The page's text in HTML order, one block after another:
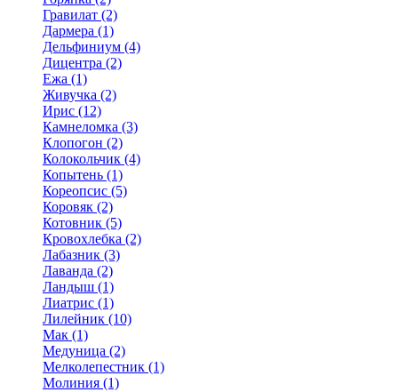
Гравилат (2)
Дармера (1)
Дельфиниум (4)
Дицентра (2)
Ежа (1)
Живучка (2)
Ирис (12)
Камнеломка (3)
Клопогон (2)
Колокольчик (4)
Копытень (1)
Кореопсис (5)
Коровяк (2)
Котовник (5)
Кровохлебка (2)
Лабазник (3)
Лаванда (2)
Ландыш (1)
Лиатрис (1)
Лилейник (10)
Мак (1)
Медуница (2)
Мелколепестник (1)
Молиния (1)